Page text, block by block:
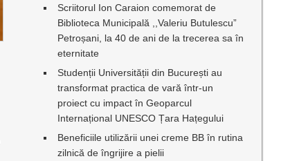
Scriitorul Ion Caraion comemorat de
Biblioteca Municipală ,,Valeriu Butulescu”
Petroșani, la 40 de ani de la trecerea sa în
eternitate
Studenții Universității din București au
transformat practica de vară într-un
proiect cu impact în Geoparcul
Internațional UNESCO Țara Hațegului
Beneficiile utilizării unei creme BB în rutina
zilnică de îngrijire a pielii